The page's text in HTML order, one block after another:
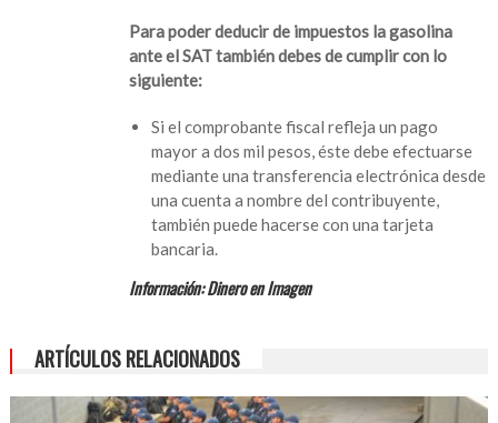
Para poder deducir de impuestos la gasolina
ante el SAT también debes de cumplir con lo
siguiente:
Si el comprobante fiscal refleja un pago
mayor a dos mil pesos, éste debe efectuarse
mediante una transferencia electrónica desde
una cuenta a nombre del contribuyente,
también puede hacerse con una tarjeta
bancaria.
Información: Dinero en Imagen
ARTÍCULOS RELACIONADOS